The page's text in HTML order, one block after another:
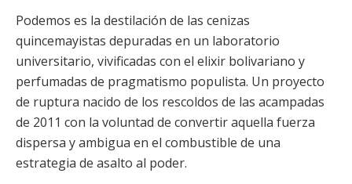
Podemos es la destilación de las cenizas
quincemayistas depuradas en un laboratorio
universitario, vivificadas con el elixir bolivariano y
perfumadas de pragmatismo populista. Un proyecto
de ruptura nacido de los rescoldos de las acampadas
de 2011 con la voluntad de convertir aquella fuerza
dispersa y ambigua en el combustible de una
estrategia de asalto al poder.